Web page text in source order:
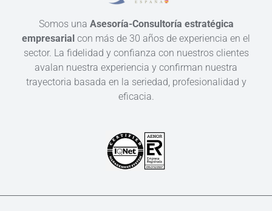
Somos una Asesoría-Consultoría estratégica
empresarial con más de 30 años de experiencia en el
sector. La fidelidad y confianza con nuestros clientes
avalan nuestra experiencia y confirman nuestra
trayectoria basada en la seriedad, profesionalidad y
eficacia.